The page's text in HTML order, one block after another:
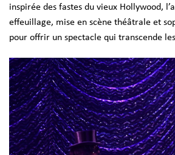
inspirée des fastes du vieux Hollywood,
effeuillage, mise en scène théâtrale et
pour offrir un spectacle qui transcende